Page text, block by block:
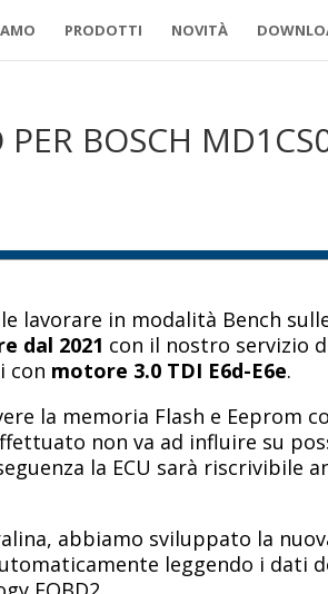
PRODOTTI NOVITÀ
BOSCH
lavorare in modalità Bench
dal 2021 con il nostro servizio
con motore 3.0 TDI E6d-E6e.
la memoria Flash e Eeprom
non va ad influire su
la ECU sarà riscrivibile
abbiamo sviluppato la
leggendo i dati